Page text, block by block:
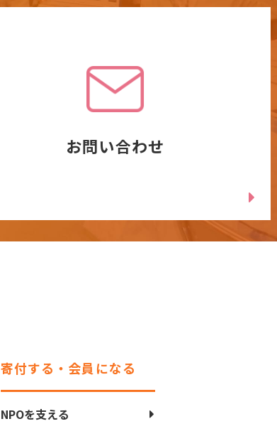
お問い合わせ
寄付する・会員になる
NPOを支える